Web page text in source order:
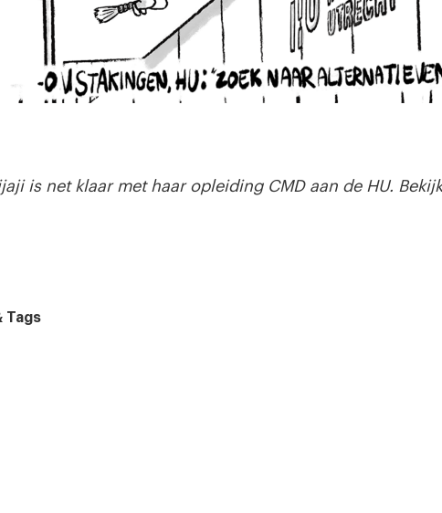
is net klaar met haar opleiding CMD aan de HU.
Tags